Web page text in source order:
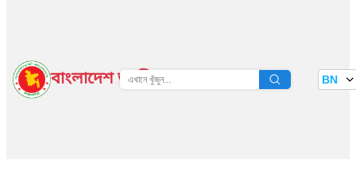
বাংলাদেশ জাতীয় তথ্য বাতায়ন BN